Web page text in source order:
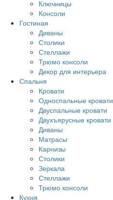
Ключницы
Консоли
Гостиная
Диваны
Столики
Стеллажи
Трюмо консоли
Декор для интерьера
Спальня
Кровати
Односпальные кровати
Двуспальные кровати
Двухъярусные кровати
Диваны
Матрасы
Карнизы
Столики
Зеркала
Стеллажи
Трюмо консоли
Кухня